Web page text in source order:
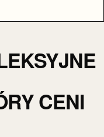
CENI